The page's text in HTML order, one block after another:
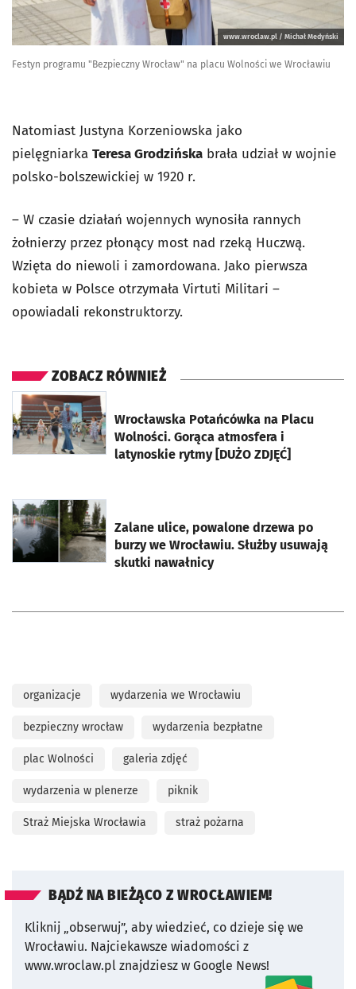
www.wroclaw.pl / Michał Medyński
Festyn programu "Bezpieczny Wrocław" na placu Wolności we Wrocławiu
Natomiast Justyna Korzeniowska jako
pielęgniarka Teresa Grodzińska brała udział w wojnie
polsko-bolszewickiej w 1920 r.
– W czasie działań wojennych wynosiła rannych
żołnierzy przez płonący most nad rzeką Huczwą.
Wzięta do niewoli i zamordowana. Jako pierwsza
kobieta w Polsce otrzymała Virtuti Militari –
opowiadali rekonstruktorzy.
ZOBACZ RÓWNIEŻ
Wrocławska Potańcówka na Placu
Wolności. Gorąca atmosfera i
latynoskie rytmy [DUŻO ZDJĘĆ]
otworzy się w nowej karcie
Zalane ulice, powalone drzewa po
burzy we Wrocławiu. Służby usuwają
skutki nawałnicy
otworzy się w nowej karcie
organizacje wydarzenia we Wrocławiu
bezpieczny wrocław wydarzenia bezpłatne
plac Wolności galeria zdjęć
wydarzenia w plenerze piknik
Straż Miejska Wrocławia straż pożarna
BĄDŹ NA BIEŻĄCO Z WROCŁAWIEM!
Kliknij „obserwuj”, aby wiedzieć, co dzieje się we
Wrocławiu. Najciekawsze wiadomości z
www.wroclaw.pl znajdziesz w Google News!